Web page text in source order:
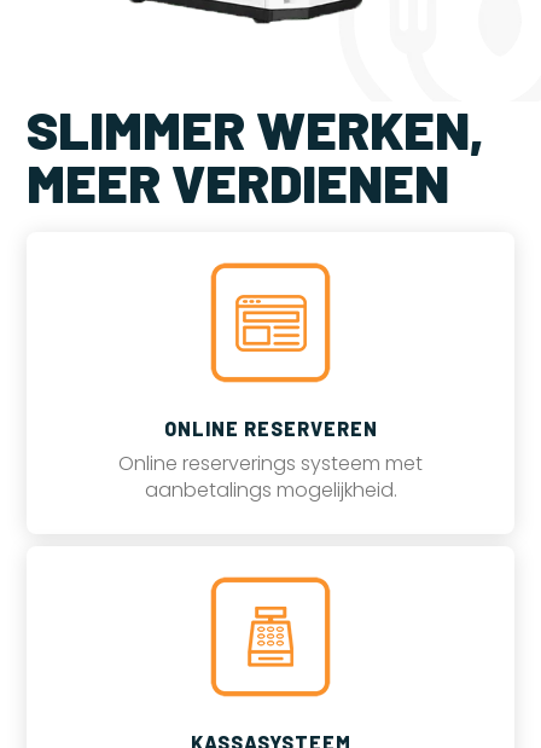
SLIMMER WERKEN,
MEER VERDIENEN
ONLINE RESERVEREN
Online reserverings systeem met
aanbetalings mogelijkheid.
KASSASYSTEEM